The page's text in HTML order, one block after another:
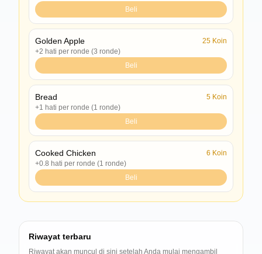
Beli
Golden Apple 25 Koin
+2 hati per ronde (3 ronde)
Beli
Bread 5 Koin
+1 hati per ronde (1 ronde)
Beli
Cooked Chicken 6 Koin
+0.8 hati per ronde (1 ronde)
Beli
Riwayat terbaru
Riwayat akan muncul di sini setelah Anda mulai mengambil